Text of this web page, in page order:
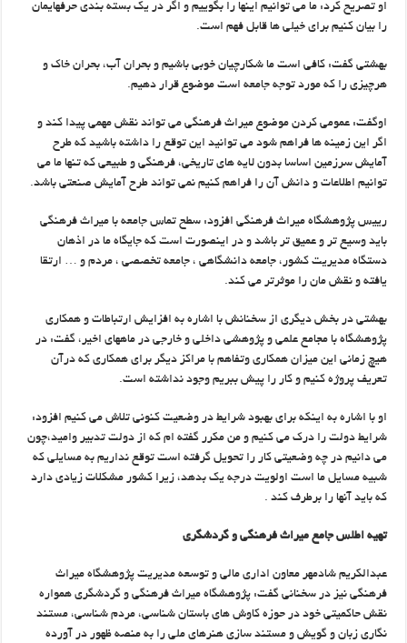
او تصریح کرد: ما می توانیم اینها را بگوییم و اگر در یک بسته بندی حرفهایمان
را بیان کنیم برای خیلی ها قابل فهم است.
بهشتی گفت: کافی است ما شکارچیان خوبی باشیم و بحران آب، بحران خاک و
هرچیزی را که مورد توجه جامعه است موضوع قرار دهیم.
اوگفت: عمومی کردن موضوع میراث فرهنگی می تواند نقش مهمی پیدا کند و
اگر این زمینه ها فراهم شود می توانید این توقع را داشته باشید که طرح
آمایش سرزمین اساسا بدون لایه های تاریخی، فرهنگی و طبیعی که تنها ما می
توانیم اطلاعات و دانش آن را فراهم کنیم نمی تواند طرح آمایش صنعتی باشد.
رییس پژوهشگاه میراث فرهنگی افزود: سطح تماس جامعه با میراث فرهنگی
باید وسیع تر و عمیق تر باشد و در اینصورت است که جایگاه ما در اذهان
دستگاه مدیریت کشور، جامعه دانشگاهی ، جامعه تخصصی ، مردم و … ارتقا
یافته و نقش مان را موثرتر می کند.
بهشتی در بخش دیگری از سخنانش با اشاره به افزایش ارتباطات و همکاری
پژوهشگاه با مجامع علمی و پژوهشی داخلی و خارجی در ماههای اخیر، گفت: در
هیچ زمانی این میزان همکاری وتفاهم با مراکز دیگر برای همکاری که درآن
تعریف پروژه کنیم و کار را پیش ببریم وجود نداشته است.
او با اشاره به اینکه برای بهبود شرایط در وضعیت کنونی تلاش می کنیم افزود:
شرایط دولت را درک می کنیم و من مکرر گفته ام که از دولت تدبیر وامید،چون
می دانیم در چه وضعیتی کار را تحویل گرفته است توقع نداریم به مسایلی که
شبیه مسایل ما است اولویت درجه یک بدهد، زیرا کشور مشکلات زیادی دارد
که باید آنها را برطرف کند .
تهیه اطلس جامع میراث فرهنگی و گردشگری
عبدالکریم شادمهر معاون اداری مالی و توسعه مدیریت پژوهشگاه میراث
فرهنگی نیز در سخنانی گفت: پژوهشگاه میراث فرهنگی و گردشگری همواره
نقش حاکمیتی خود در حوزه کاوش های باستان شناسی، مردم شناسی، مستند
نگاری زبان و گویش و مستند سازی هنرهای ملی را به منصه ظهور در آورده